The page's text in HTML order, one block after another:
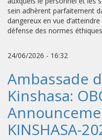
sein adhèrent parfaitement
dangereux en vue
défense des normes
24/06/2026 - 16:32
Ambassade
Kinshasa:
KINSHASA-